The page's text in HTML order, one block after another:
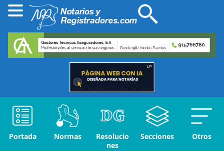
Portada Normas
Resolucio
nes
Secciones Otros